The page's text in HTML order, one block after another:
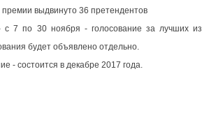
выдвинуто 36 претендентов
с 7 по 30 ноября - голосование за лучших из
будет объявлено отдельно.
- состоится в декабре 2017 года.